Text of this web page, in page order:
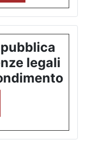
pubblica
legali